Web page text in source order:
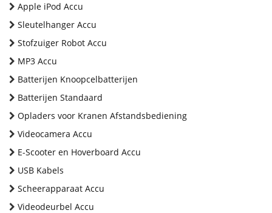
Apple iPod Accu
Sleutelhanger Accu
Stofzuiger Robot Accu
MP3 Accu
Batterijen Knoopcelbatterijen
Batterijen Standaard
Opladers voor Kranen Afstandsbediening
Videocamera Accu
E-Scooter en Hoverboard Accu
USB Kabels
Scheerapparaat Accu
Videodeurbel Accu